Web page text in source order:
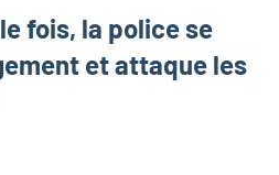
fois, la police se
et attaque les